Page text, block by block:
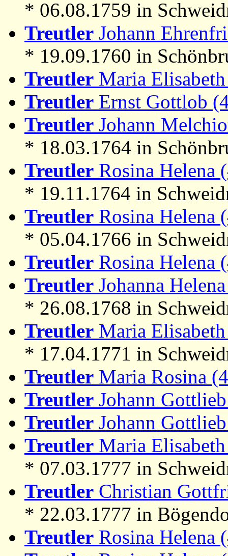
* 06.08.1759 in
Treutler Johann
* 19.09.1760 in
Treutler Maria
Treutler Ernst Gottlob
Treutler Johann
* 18.03.1764 in
Treutler Rosina Helena
* 19.11.1764 in
Treutler Rosina Helena
* 05.04.1766 in
Treutler Rosina Helena
Treutler Johanna
* 26.08.1768 in
Treutler Maria
* 17.04.1771 in
Treutler Maria Rosina
Treutler Johann
Treutler Johann
Treutler Maria
* 07.03.1777 in
Treutler Christian
* 22.03.1777 in
Treutler Rosina Helena